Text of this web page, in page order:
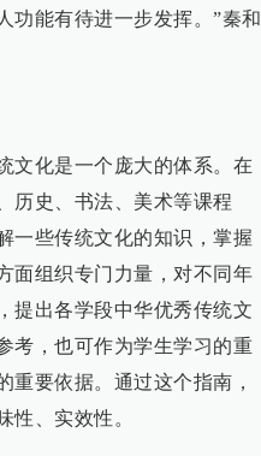
功能有待进一步发挥。”秦和
文化是一个庞大的体系。在
历史、书法、美术等课程
一些传统文化的知识，掌握
面组织专门力量，对不同年
提出各学段中华优秀传统文
考，也可作为学生学习的重
重要依据。通过这个指南，
性、实效性。